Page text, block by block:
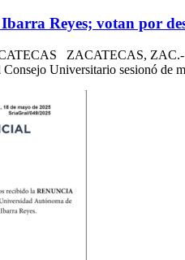
Reyes; votan por
ZACATECAS, ZAC.-
Consejo Universitario sesionó